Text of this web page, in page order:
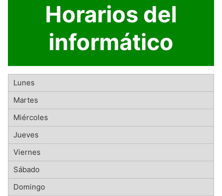
Horarios del
informático